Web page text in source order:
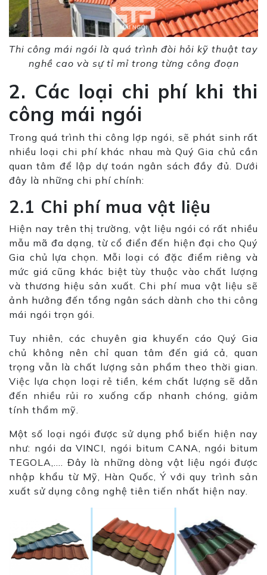
Thi công mái ngói là quá trình đòi hỏi kỹ thuật tay
nghề cao và sự tỉ mỉ trong từng công đoạn
2. Các loại chi phí khi thi
công mái ngói
Trong quá trình thi công lợp ngói, sẽ phát sinh rất
nhiều loại chi phí khác nhau mà Quý Gia chủ cần
quan tâm để lập dự toán ngân sách đầy đủ. Dưới
đây là những chi phí chính:
2.1 Chi phí mua vật liệu
Hiện nay trên thị trường, vật liệu ngói có rất nhiều
mẫu mã đa dạng, từ cổ điển đến hiện đại cho Quý
Gia chủ lựa chọn. Mỗi loại có đặc điểm riêng và
mức giá cũng khác biệt tùy thuộc vào chất lượng
và thương hiệu sản xuất. Chi phí mua vật liệu sẽ
ảnh hưởng đến tổng ngân sách dành cho thi công
mái ngói trọn gói.
Tuy nhiên, các chuyên gia khuyến cáo Quý Gia
chủ không nên chỉ quan tâm đến giá cả, quan
trọng vẫn là chất lượng sản phẩm theo thời gian.
Việc lựa chọn loại rẻ tiền, kém chất lượng sẽ dẫn
đến nhiều rủi ro xuống cấp nhanh chóng, giảm
tính thẩm mỹ.
Một số loại ngói được sử dụng phổ biến hiện nay
như: ngói da VINCI, ngói bitum CANA, ngói bitum
TEGOLA,…. Đây là những dòng vật liệu ngói được
nhập khẩu từ Mỹ, Hàn Quốc, Ý với quy trình sản
xuất sử dụng công nghệ tiên tiến nhất hiện nay.